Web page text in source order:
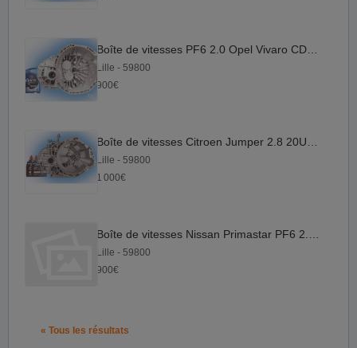
Lille - 59800
900€
Lille - 59800
1 000€
Lille - 59800
900€
« Tous les résultats